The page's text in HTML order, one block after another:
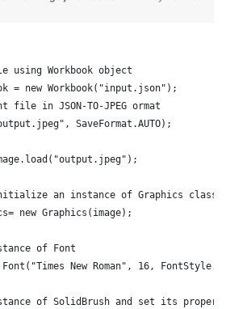
using Workbook object
= new Workbook("input.json");
in JSON-TO-JPEG ormat
SaveFormat.AUTO);
an instance of Graphics class
new Graphics(image);
of Font
New Roman", 16,
of SolidBrush and set its